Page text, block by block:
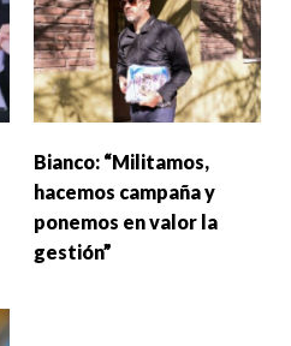
Bianco: “Militamos,
hacemos campaña y
ponemos en valor la
gestión”